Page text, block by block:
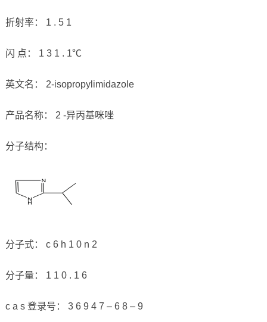
折射率： 1 . 5 1
闪 点： 1 3 1 . 1℃
英文名： 2-isopropylimidazole
产品名称： 2 -异丙基咪唑
分子结构：
分子式： c 6 h 1 0 n 2
分子量： 1 1 0 . 1 6
c a s 登录号： 3 6 9 4 7 – 6 8 – 9